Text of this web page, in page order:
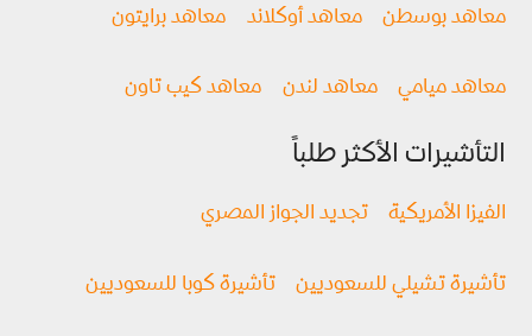
معاهد بوسطن معاهد أوكلاند معاهد برايتون
معاهد ميامي معاهد لندن معاهد كيب تاون
التأشيرات الأكثر طلباً
الفيزا الأمريكية تجديد الجواز المصري
تأشيرة تشيلي للسعوديين تأشيرة كوبا للسعوديين